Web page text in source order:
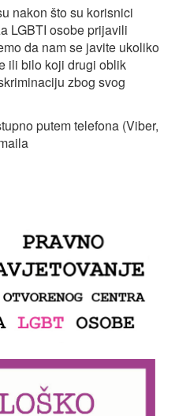
nakon što su korisnici
LGBTI osobe prijavili
da nam se javite ukoliko
ili bilo koji drugi oblik
zbog svog
putem telefona (Viber,